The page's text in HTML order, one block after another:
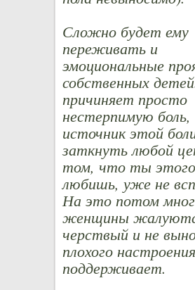
Сложно будет ему
переживать и
эмоциональные
собственных
причиняет просто
нестерпимую боль,
источник этой
заткнуть любой
том, что ты этого
любишь, уже не
На это потом
женщины
черствый и не
плохого
поддерживает.